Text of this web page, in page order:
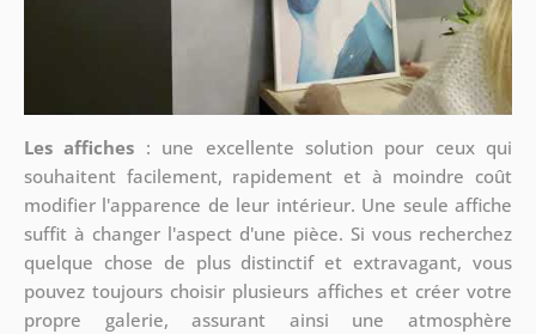
Les affiches : une excellente solution pour ceux qui
souhaitent facilement, rapidement et à moindre coût
modifier l'apparence de leur intérieur. Une seule affiche
suffit à changer l'aspect d'une pièce. Si vous recherchez
quelque chose de plus distinctif et extravagant, vous
pouvez toujours choisir plusieurs affiches et créer votre
propre galerie, assurant ainsi une atmosphère